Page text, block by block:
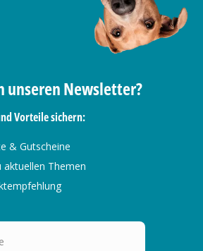
unseren Newsletter?
Vorteile sichern:
& Gutscheine
aktuellen Themen